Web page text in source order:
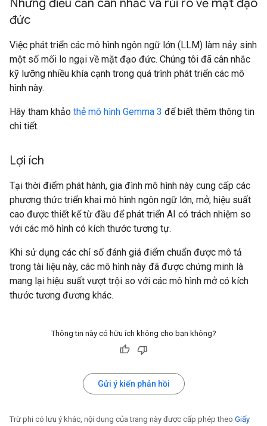
Những điều cần cân nhắc và rủi ro về mặt đạo
đức
Việc phát triển các mô hình ngôn ngữ lớn (LLM) làm nảy sinh
một số mối lo ngại về mặt đạo đức. Chúng tôi đã cân nhắc
kỹ lưỡng nhiều khía cạnh trong quá trình phát triển các mô
hình này.
Hãy tham khảo thẻ mô hình Gemma 3 để biết thêm thông tin
chi tiết.
Lợi ích
Tại thời điểm phát hành, gia đình mô hình này cung cấp các
phương thức triển khai mô hình ngôn ngữ lớn, mở, hiệu suất
cao được thiết kế từ đầu để phát triển AI có trách nhiệm so
với các mô hình có kích thước tương tự.
Khi sử dụng các chỉ số đánh giá điểm chuẩn được mô tả
trong tài liệu này, các mô hình này đã được chứng minh là
mang lại hiệu suất vượt trội so với các mô hình mở có kích
thước tương đương khác.
Thông tin này có hữu ích không cho bạn không?
Gửi ý kiến phản hồi
Trừ phi có lưu ý khác, nội dung của trang này được cấp phép theo Giấy